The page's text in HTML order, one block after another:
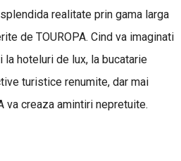
realitate prin gama larga
de TOUROPA. Cind va imaginati
hoteluri de lux, la bucatarie
turistice renumite, dar mai
va creaza amintiri nepretuite.